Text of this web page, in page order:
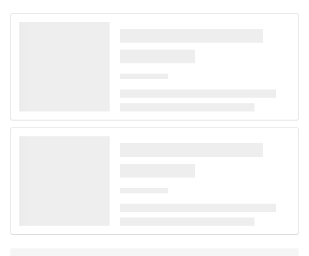
Bão số 3 Kujira hình thành trên Biển Đông,